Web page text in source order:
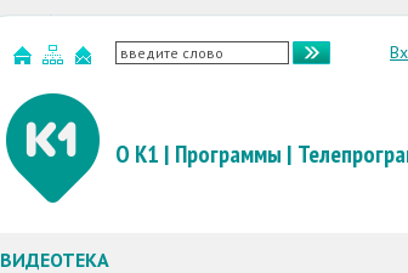
О К1 | Программы |
ВИДЕОТЕКА